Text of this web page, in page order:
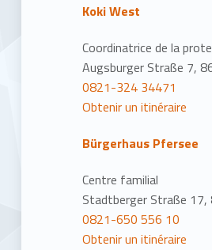
Koki West
Coordinatrice de la
Augsburger Straße 7,
0821-324 34471
Obtenir un itinéraire
Bürgerhaus Pfersee
Centre familial
Stadtberger Straße
0821-650 556 10
Obtenir un itinéraire